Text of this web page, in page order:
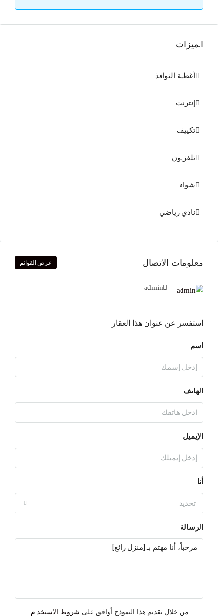
الميزات
أغطية النوافذ
إنترنت
تكييف
تلفزيون
شواء
نادي رياضي
معلومات الاتصال عرض القوائم
admin
استفسر عن عنوان هذا العقار
اسم
الهاتف
الإيميل
أنا
تحديد
الرسالة
من خلال تقديم هذا النموذج أوافق على شروط الاستخدام